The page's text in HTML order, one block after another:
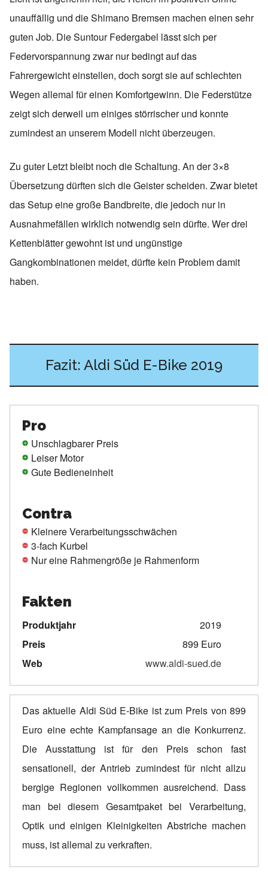
unauffällig und die Shimano Bremsen machen einen sehr
guten Job. Die Suntour Federgabel lässt sich per
Federvorspannung zwar nur bedingt auf das
Fahrergewicht einstellen, doch sorgt sie auf schlechten
Wegen allemal für einen Komfortgewinn. Die Federstütze
zeigt sich derweil um einiges störrischer und konnte
zumindest an unserem Modell nicht überzeugen.
Zu guter Letzt bleibt noch die Schaltung. An der 3×8
Übersetzung dürften sich die Geister scheiden. Zwar bietet
das Setup eine große Bandbreite, die jedoch nur in
Ausnahmefällen wirklich notwendig sein dürfte. Wer drei
Kettenblätter gewohnt ist und ungünstige
Gangkombinationen meidet, dürfte kein Problem damit
haben.
Fazit: Aldi Süd E-Bike 2019
Pro
Unschlagbarer Preis
Leiser Motor
Gute Bedieneinheit
Contra
Kleinere Verarbeitungsschwächen
3-fach Kurbel
Nur eine Rahmengröße je Rahmenform
Fakten
Produktjahr
2019
Preis
899 Euro
Web
www.aldi-sued.de
Das aktuelle Aldi Süd E-Bike ist zum Preis von 899
Euro eine echte Kampfansage an die Konkurrenz.
Die Ausstattung ist für den Preis schon fast
sensationell, der Antrieb zumindest für nicht allzu
bergige Regionen vollkommen ausreichend. Dass
man bei diesem Gesamtpaket bei Verarbeitung,
Optik und einigen Kleinigkeiten Abstriche machen
muss, ist allemal zu verkraften.